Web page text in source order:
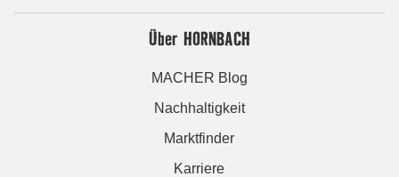
Über HORNBACH
MACHER Blog
Nachhaltigkeit
Marktfinder
Karriere